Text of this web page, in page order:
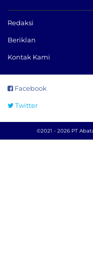
Redaksi
Beriklan
Kontak Kami
Facebook
Twitter
©2021 - 2026 PT